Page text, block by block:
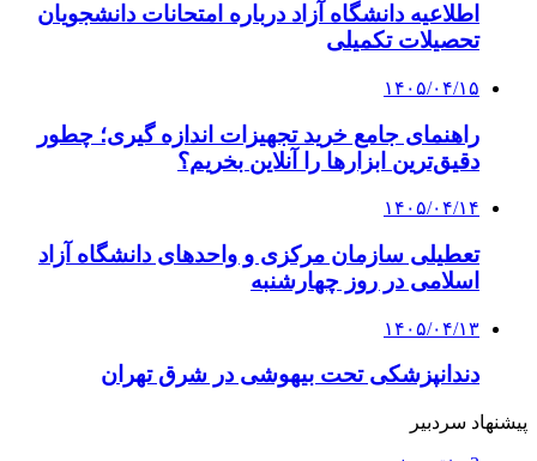
اطلاعیه دانشگاه آزاد درباره امتحانات دانشجویان
تحصیلات تکمیلی
۱۴۰۵/۰۴/۱۵
راهنمای جامع خرید تجهیزات اندازه گیری؛ چطور
دقیق‌ترین ابزارها را آنلاین بخریم؟
۱۴۰۵/۰۴/۱۴
تعطیلی سازمان مرکزی و واحدهای دانشگاه آزاد
اسلامی در روز چهارشنبه
۱۴۰۵/۰۴/۱۳
دندانپزشکی تحت بیهوشی در شرق تهران
پیشنهاد سردبیر